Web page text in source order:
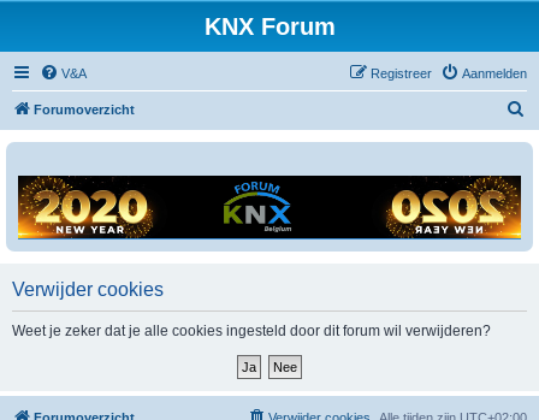
KNX Forum
V&A Aanmelden
Registreer
Forumoverzicht
Verwijder cookies
Weet je zeker dat je alle cookies ingesteld door dit forum wil verwijderen?